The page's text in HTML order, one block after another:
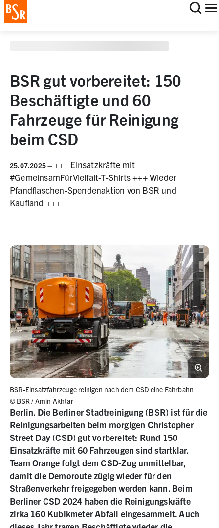
staging deployment test
BSR gut vorbereitet: 150
Beschäftigte und 60
Fahrzeuge für Reinigung
beim CSD
25.07.2025– +++ Einsatzkräfte mit
#GemeinsamFürVielfalt-T-Shirts +++ Wieder
Pfandflaschen-Spendenaktion von BSR und
Kaufland +++
BSR-Einsatzfahrzeuge reinigen nach dem CSD eine Fahrbahn
© BSR / Amin Akhtar
Berlin. Die Berliner Stadtreinigung (BSR) ist für die
Reinigungsarbeiten beim morgigen Christopher
Street Day (CSD) gut vorbereitet: Rund 150
Einsatzkräfte mit 60 Fahrzeugen sind startklar.
Team Orange folgt dem CSD-Zug unmittelbar,
damit die Demoroute zügig wieder für den
Straßenverkehr freigegeben werden kann. Beim
Berliner CSD 2024 haben die Reinigungskräfte
zirka 160 Kubikmeter Abfall eingesammelt. Auch